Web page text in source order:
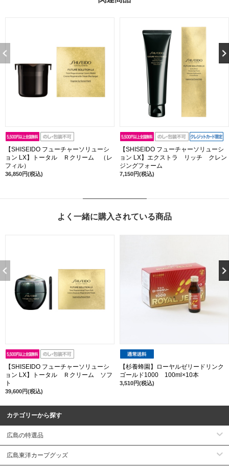
【SHISEIDO フューチャーソリューシ
ョン LX】トータル Ｒクリーム （レ
フィル）
36,850円(税込)
【SHISEIDO フューチャーソリューシ
ョン LX】エクストラ リッチ クレン
ジングフォーム
7,150円(税込)
よく一緒に購入されている商品
【SHISEIDO フューチャーソリューシ
ョン LX】トータル Ｒクリーム ソフ
ト
39,600円(税込)
【杉養蜂園】ローヤルゼリードリンク
ゴールド1000 100ml×10本
3,510円(税込)
カテゴリーから探す
広島の特選品
広島東洋カープグッズ